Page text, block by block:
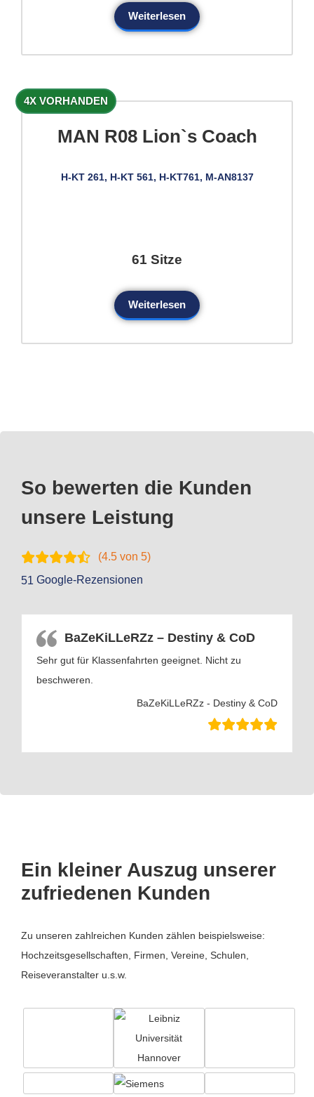
Weiterlesen
4X VORHANDEN
MAN R08 Lion`s Coach
H-KT 261, H-KT 561, H-KT761, M-AN8137
61 Sitze
Weiterlesen
So bewerten die Kunden
unsere Leistung
(4.5 von 5)
51 Google-Rezensionen
BaZeKiLLeRZz – Destiny & CoD
Sehr gut für Klassenfahrten geeignet. Nicht zu
beschweren.
BaZeKiLLeRZz - Destiny & CoD
Ein kleiner Auszug unserer
zufriedenen Kunden
Zu unseren zahlreichen Kunden zählen beispielsweise:
Hochzeitsgesellschaften, Firmen, Vereine, Schulen,
Reiseveranstalter u.s.w.